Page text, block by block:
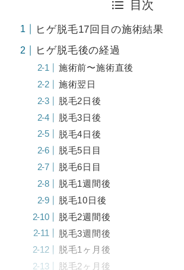
目次
ヒゲ脱毛17回目の施術結果
ヒゲ脱毛後の経過
施術前〜施術直後
施術翌日
脱毛2日後
脱毛3日後
脱毛4日後
脱毛5日目
脱毛6日目
脱毛1週間後
脱毛10日後
脱毛2週間後
脱毛3週間後
脱毛1ヶ月後
脱毛2ヶ月後